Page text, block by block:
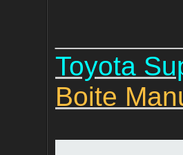
Toyota
Boite